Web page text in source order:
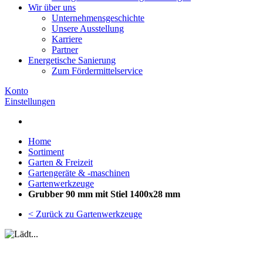
Wir über uns
Unternehmensgeschichte
Unsere Ausstellung
Karriere
Partner
Energetische Sanierung
Zum Fördermittelservice
Konto
Einstellungen
Home
Sortiment
Garten & Freizeit
Gartengeräte & -maschinen
Gartenwerkzeuge
Grubber 90 mm mit Stiel 1400x28 mm
< Zurück zu Gartenwerkzeuge